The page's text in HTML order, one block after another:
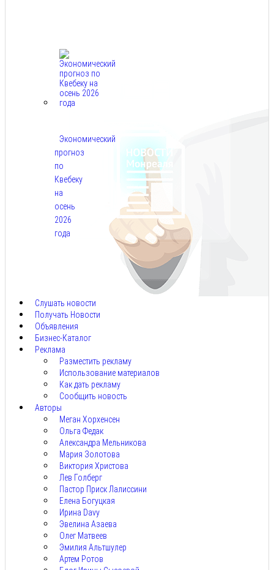
Экономический
прогноз
по
Квебеку
на
осень
2026
года
Слушать новости
Получать Новости
Объявления
Бизнес-Каталог
Реклама
Разместить рекламу
Использование материалов
Как дать рекламу
Сообщить новость
Авторы
Меган Хорхенсен
Ольга Федак
Александра Мельникова
Мария Золотова
Виктория Христова
Лев Голберг
Пастор Приск Лалиссини
Елена Богуцкая
Ирина Davy
Эвелина Азаева
Олег Матвеев
Эмилия Альтшулер
Артем Ротов